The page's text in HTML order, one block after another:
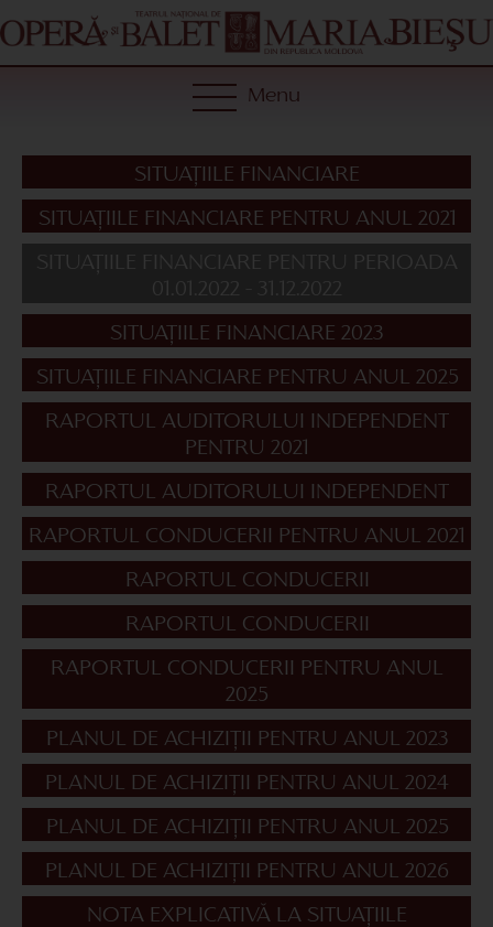
Menu
SITUAȚIILE FINANCIARE
SITUAȚIILE FINANCIARE PENTRU ANUL 2021
SITUAȚIILE FINANCIARE PENTRU PERIOADA
01.01.2022 - 31.12.2022
SITUAȚIILE FINANCIARE 2023
SITUAȚIILE FINANCIARE PENTRU ANUL 2025
RAPORTUL AUDITORULUI INDEPENDENT
PENTRU 2021
RAPORTUL AUDITORULUI INDEPENDENT
RAPORTUL CONDUCERII PENTRU ANUL 2021
RAPORTUL CONDUCERII
RAPORTUL CONDUCERII
RAPORTUL CONDUCERII PENTRU ANUL
2025
PLANUL DE ACHIZIȚII PENTRU ANUL 2023
PLANUL DE ACHIZIȚII PENTRU ANUL 2024
PLANUL DE ACHIZIȚII PENTRU ANUL 2025
PLANUL DE ACHIZIȚII PENTRU ANUL 2026
NOTA EXPLICATIVĂ LA SITUAȚIILE